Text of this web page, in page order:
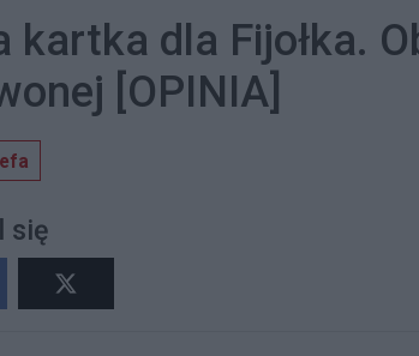
kartka dla Fijołka.
[OPINIA]
się